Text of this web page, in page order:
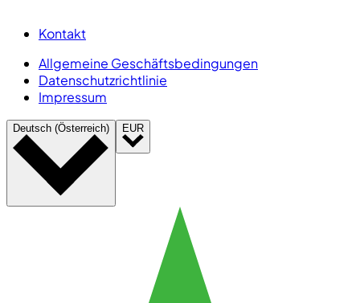
Kontakt
Allgemeine Geschäftsbedingungen
Datenschutzrichtlinie
Impressum
Deutsch (Österreich) EUR